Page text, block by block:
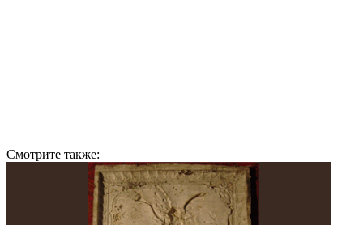
Смотрите также: